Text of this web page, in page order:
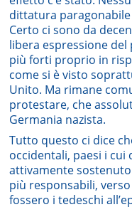
dittatura
Certo ci sono da
libera espressione del
più forti proprio in
come si è visto
Unito. Ma rimane
protestare, che
Germania nazista.
Tutto questo ci dice
occidentali, paesi i
attivamente
più responsabili,
fossero i tedeschi